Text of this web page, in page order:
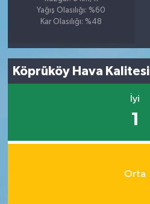
Yağış Olasılığı: %60
Kar Olasılığı: %48
Köprüköy Hava Kalitesi
İyi
1
Orta